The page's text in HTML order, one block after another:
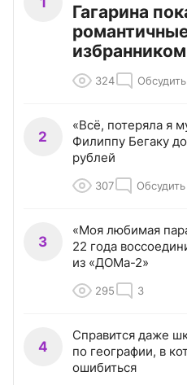
Гагарина
избранником
324 Обсудить
2
«Всё, потеряла я
Филиппу Бегаку
рублей
307 Обсудить
3
«Моя любимая
22 года
из «ДОМа-2»
295 3
4
Справится даже
по географии, в
ошибиться